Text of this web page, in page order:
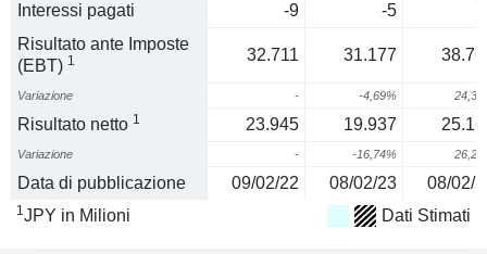
Interessi pagati -9 -5
Risultato ante Imposte
(EBT) 1 32.711 31.177
Variazione - -4,69%
Risultato netto 1 23.945 19.937
Variazione - -16,74%
Data di pubblicazione 09/02/22 08/02/23 08/02/
1JPY in Milioni Dati Stimati